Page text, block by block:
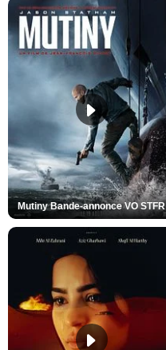
Mutiny Bande-annonce VO STFR